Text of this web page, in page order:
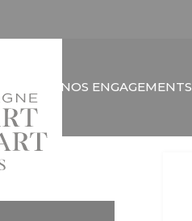
NOS ENGAGEMENTS